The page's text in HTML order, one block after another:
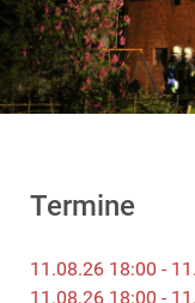
Termine
11.08.26 18:00 -
11.08.26 18:00 -